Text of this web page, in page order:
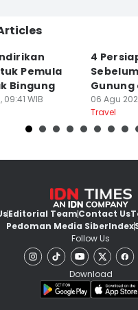
Pemula
Bingung
WIB
4
Gunung
06 Agu
Travel
Editorial TeamContact Us
Pedoman Media SiberIndex
Follow Us
Download